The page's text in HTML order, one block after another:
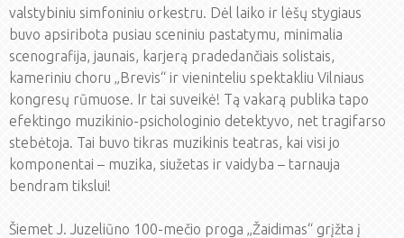
valstybiniu simfoniniu orkestru. Dėl laiko ir lėšų stygiaus
buvo apsiribota pusiau sceniniu pastatymu, minimalia
scenografija, jaunais, karjerą pradedančiais solistais,
kameriniu choru „Brevis“ ir vieninteliu spektakliu Vilniaus
kongresų rūmuose. Ir tai suveikė! Tą vakarą publika tapo
efektingo muzikinio-psichologinio detektyvo, net tragifarso
stebėtoja. Tai buvo tikras muzikinis teatras, kai visi jo
komponentai – muzika, siužetas ir vaidyba – tarnauja
bendram tikslui!
Šiemet J. Juzeliūno 100-mečio proga „Žaidimas“ grįžta į